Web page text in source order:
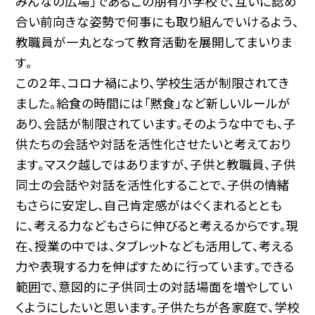
合い前向きな姿勢で何事にも取り組んでいけるよう、
教職員が一丸となって教育活動を展開してまいりま
す。
この２年、コロナ禍により、学校生活が制限されてき
ました。給食の時間には「黙食」など新しいルールが
あり、会話が制限されています。そのような中でも、子
供たちの会話や対話を活性化させたいと考えており
ます。マスク越しではありますが、子供と教職員、子供
同士の会話や対話を活性化することで、子供の情緒
もさらに安定し、自己肯定感がはぐくまれるととも
に、考える力などもさらに伸びると考えるからです。現
在、授業の中では、タブレットなども活用して、考える
力や表現する力を伸ばすために行っています。できる
範囲で、意図的に子供同士の対話場面を増やしてい
くようにしたいと思います。子供たちが各家庭で、学校